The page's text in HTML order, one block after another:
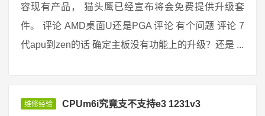
容现有产品， 猫头鹰已经宣布将会免费提供升级套
件。 评论 AMD桌面U还是PGA 评论 有个问题 评论 7
代apu到zen的话 确定主板没有功能上的升级？还是 ...
维修经验 CPUm6i究竟支不支持e3 1231v3